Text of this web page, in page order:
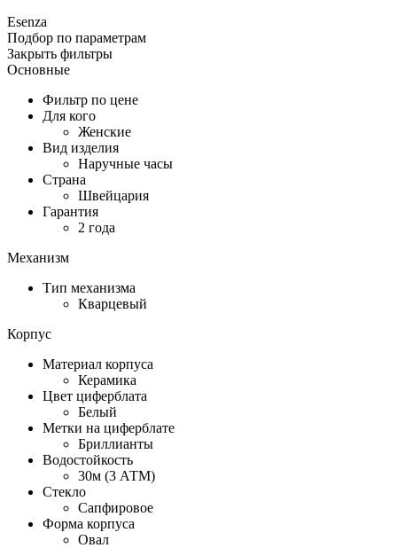
Esenza
Подбор по параметрам
Закрыть фильтры
Основные
Фильтр по цене
Для кого
Женские
Вид изделия
Наручные часы
Страна
Швейцария
Гарантия
2 года
Механизм
Тип механизма
Кварцевый
Корпус
Материал корпуса
Керамика
Цвет циферблата
Белый
Метки на циферблате
Бриллианты
Водостойкость
30м (3 АТМ)
Стекло
Сапфировое
Форма корпуса
Овал